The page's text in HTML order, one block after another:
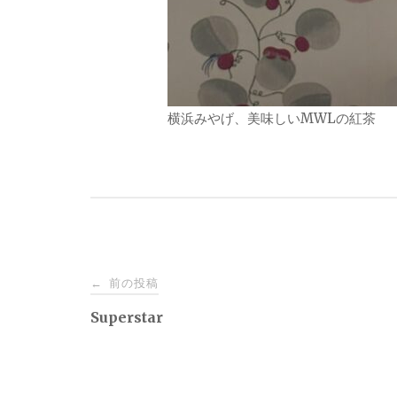
横浜みやげ、美味しいMWLの紅茶
投
稿
← 前の投稿
Superstar